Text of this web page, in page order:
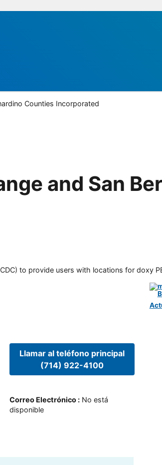
Counties Incorporated
and San
to provide users with locations for doxy
Llamar al teléfono principal
(714) 922-4100
Correo Electrónico: No está
disponible